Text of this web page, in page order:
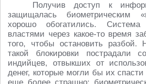
Получив доступ к
защищалась биометрическим
хорошо обогатились.
властями через какое-то время
того, чтобы остановить разбой.
такой блокировки пострадали
индийцев, отвыкших от
денег, которые могли бы их